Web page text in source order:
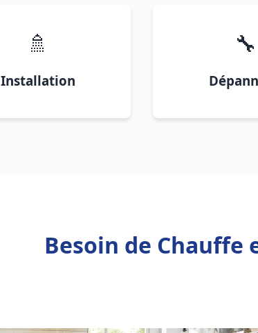
🚿
Installation
🔧
Besoin de Chauffe